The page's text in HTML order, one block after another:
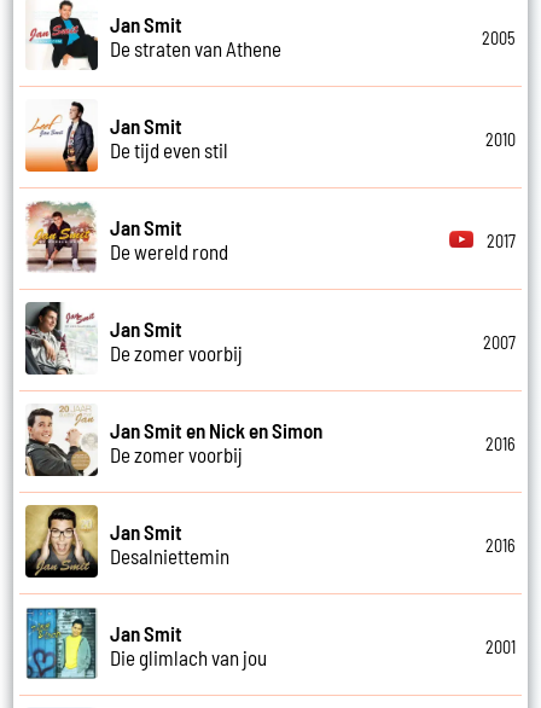
Jan Smit
De straten van Athene
2005
Jan Smit
De tijd even stil
2010
Jan Smit
De wereld rond
2017
Jan Smit
De zomer voorbij
2007
Jan Smit en Nick en Simon
De zomer voorbij
2016
Jan Smit
Desalniettemin
2016
Jan Smit
Die glimlach van jou
2001